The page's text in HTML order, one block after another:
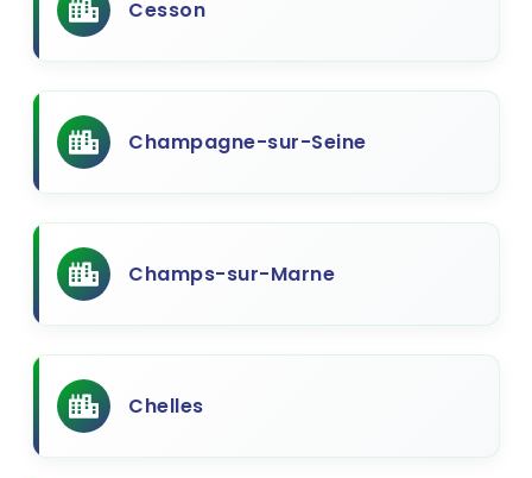
Cesson
Champagne-sur-Seine
Champs-sur-Marne
Chelles